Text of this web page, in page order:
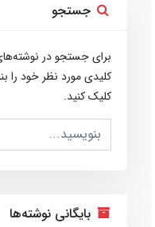
جستجو
برای جستجو در
کلیدی مورد نظر خود را
کلیک کنید.
بایگانی نوشته‌ها